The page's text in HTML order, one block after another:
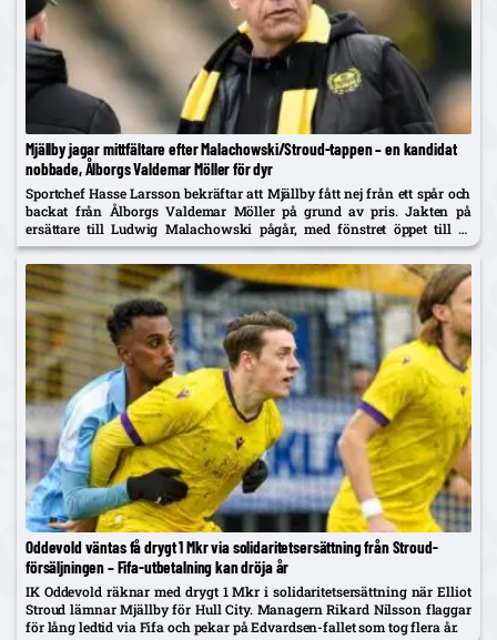
Mjällby jagar mittfältare efter Malachowski/Stroud-tappen – en kandidat
nobbade, Ålborgs Valdemar Möller för dyr
Sportchef Hasse Larsson bekräftar att Mjällby fått nej från ett spår och
backat från Ålborgs Valdemar Möller på grund av pris. Jakten på
ersättare till Ludwig Malachowski pågår, med fönstret öppet till 31
augusti.
Oddevold väntas få drygt 1 Mkr via solidaritetsersättning från Stroud-
försäljningen – Fifa-utbetalning kan dröja år
IK Oddevold räknar med drygt 1 Mkr i solidaritetsersättning när Elliot
Stroud lämnar Mjällby för Hull City. Managern Rikard Nilsson flaggar
för lång ledtid via Fifa och pekar på Edvardsen-fallet som tog flera år.